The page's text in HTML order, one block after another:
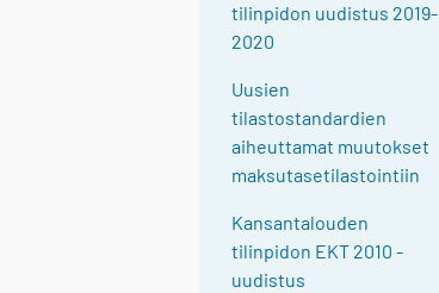
tilinpidon uudistus 2019-
2020
Uusien
tilastostandardien
aiheuttamat muutokset
maksutasetilastointiin
Kansantalouden
tilinpidon EKT 2010 -
uudistus